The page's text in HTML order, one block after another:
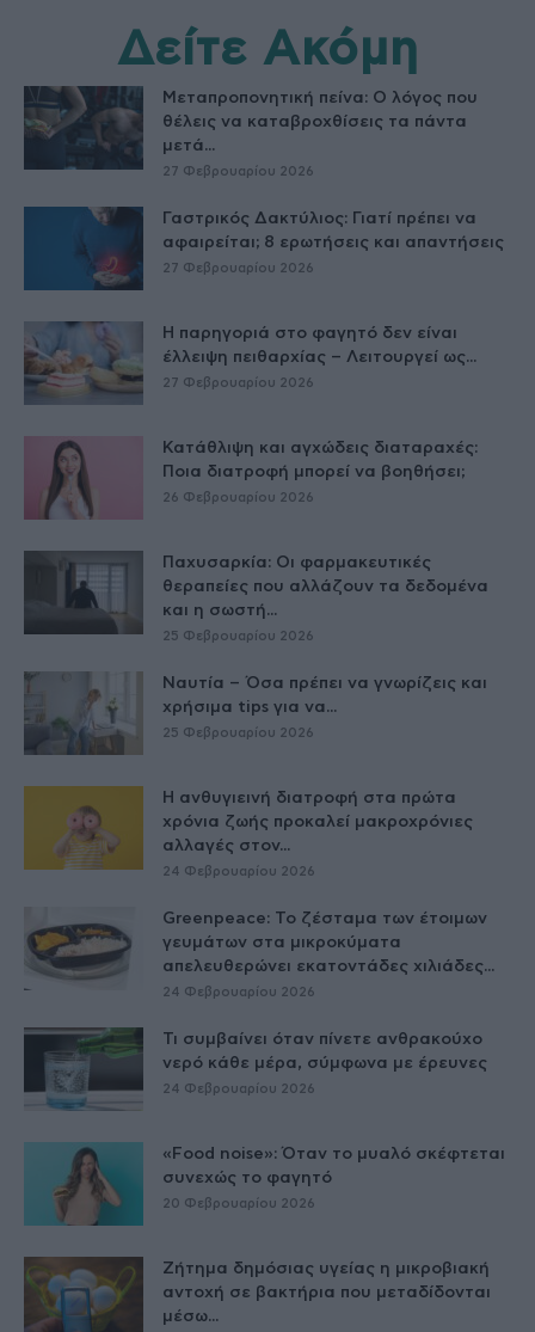
Δείτε Ακόμη
Μεταπροπονητική πείνα: Ο λόγος που
θέλεις να καταβροχθίσεις τα πάντα
μετά...
27 Φεβρουαρίου 2026
Γαστρικός Δακτύλιος: Γιατί πρέπει να
αφαιρείται; 8 ερωτήσεις και απαντήσεις
27 Φεβρουαρίου 2026
Η παρηγοριά στο φαγητό δεν είναι
έλλειψη πειθαρχίας – Λειτουργεί ως...
27 Φεβρουαρίου 2026
Κατάθλιψη και αγχώδεις διαταραχές:
Ποια διατροφή μπορεί να βοηθήσει;
26 Φεβρουαρίου 2026
Παχυσαρκία: Οι φαρμακευτικές
θεραπείες που αλλάζουν τα δεδομένα
και η σωστή...
25 Φεβρουαρίου 2026
Ναυτία – Όσα πρέπει να γνωρίζεις και
χρήσιμα tips για να...
25 Φεβρουαρίου 2026
Η ανθυγιεινή διατροφή στα πρώτα
χρόνια ζωής προκαλεί μακροχρόνιες
αλλαγές στον...
24 Φεβρουαρίου 2026
Greenpeace: Το ζέσταμα των έτοιμων
γευμάτων στα μικροκύματα
απελευθερώνει εκατοντάδες χιλιάδες...
24 Φεβρουαρίου 2026
Τι συμβαίνει όταν πίνετε ανθρακούχο
νερό κάθε μέρα, σύμφωνα με έρευνες
24 Φεβρουαρίου 2026
«Food noise»: Όταν το μυαλό σκέφτεται
συνεχώς το φαγητό
20 Φεβρουαρίου 2026
Ζήτημα δημόσιας υγείας η μικροβιακή
αντοχή σε βακτήρια που μεταδίδονται
μέσω...